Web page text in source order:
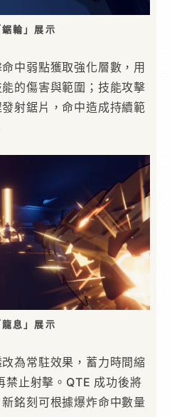
輪」展示
中弱點獲取強化層數，用
的傷害與範圍；技能攻擊
射鋸片，命中造成持續範
息」展示
為常駐效果，蓄力時間縮
禁止射擊。QTE 成功後將
銘刻可根據爆炸命中數量